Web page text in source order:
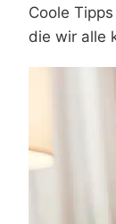
Coole
die wir alle